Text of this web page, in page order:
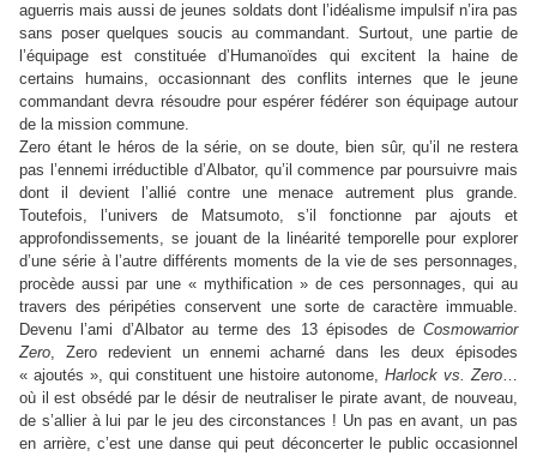
aguerris mais aussi de jeunes soldats dont l’idéalisme impulsif n’ira pas
sans poser quelques soucis au commandant. Surtout, une partie de
l’équipage est constituée d’Humanoïdes qui excitent la haine de
certains humains, occasionnant des conflits internes que le jeune
commandant devra résoudre pour espérer fédérer son équipage autour
de la mission commune.
Zero étant le héros de la série, on se doute, bien sûr, qu’il ne restera
pas l’ennemi irréductible d’Albator, qu’il commence par poursuivre mais
dont il devient l’allié contre une menace autrement plus grande.
Toutefois, l’univers de Matsumoto, s’il fonctionne par ajouts et
approfondissements, se jouant de la linéarité temporelle pour explorer
d’une série à l’autre différents moments de la vie de ses personnages,
procède aussi par une « mythification » de ces personnages, qui au
travers des péripéties conservent une sorte de caractère immuable.
Devenu l’ami d’Albator au terme des 13 épisodes de Cosmowarrior
Zero, Zero redevient un ennemi acharné dans les deux épisodes
« ajoutés », qui constituent une histoire autonome, Harlock vs. Zero…
où il est obsédé par le désir de neutraliser le pirate avant, de nouveau,
de s’allier à lui par le jeu des circonstances ! Un pas en avant, un pas
en arrière, c’est une danse qui peut déconcerter le public occasionnel